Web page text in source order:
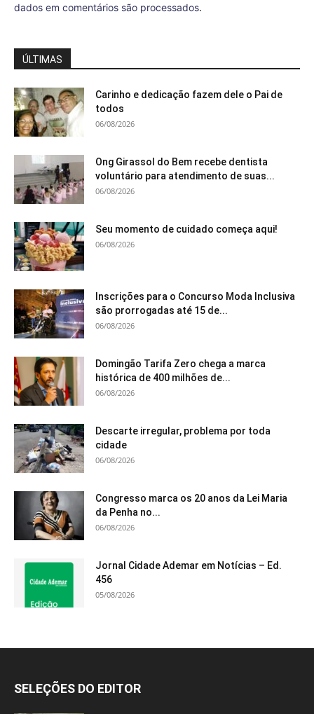
dados em comentários são processados.
ÚLTIMAS
Carinho e dedicação fazem dele o Pai de
todos
06/08/2026
Ong Girassol do Bem recebe dentista
voluntário para atendimento de suas...
06/08/2026
Seu momento de cuidado começa aqui!
06/08/2026
Inscrições para o Concurso Moda Inclusiva
são prorrogadas até 15 de...
06/08/2026
Domingão Tarifa Zero chega a marca
histórica de 400 milhões de...
06/08/2026
Descarte irregular, problema por toda
cidade
06/08/2026
Congresso marca os 20 anos da Lei Maria
da Penha no...
06/08/2026
Jornal Cidade Ademar em Notícias – Ed.
456
05/08/2026
SELEÇÕES DO EDITOR